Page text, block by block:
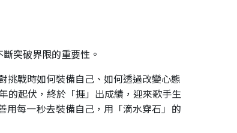
突破界限的重要性。
挑戰時如何裝備自己、如何透過改變心態
的起伏，終於「捱」出成績，迎來歌手生
用每一秒去裝備自己，用「滴水穿石」的